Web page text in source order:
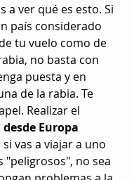
a ver qué es esto. Si
país considerado
tu vuelo como de
no basta con
puesta y en
de la rabia. Te
Realizar el
desde Europa
vas a viajar a uno
"peligrosos", no sea